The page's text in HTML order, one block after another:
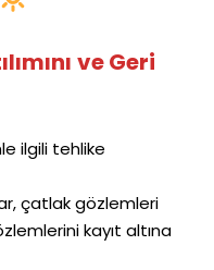
ve Geri
ilgili tehlike
çatlak gözlemleri
kayıt altına